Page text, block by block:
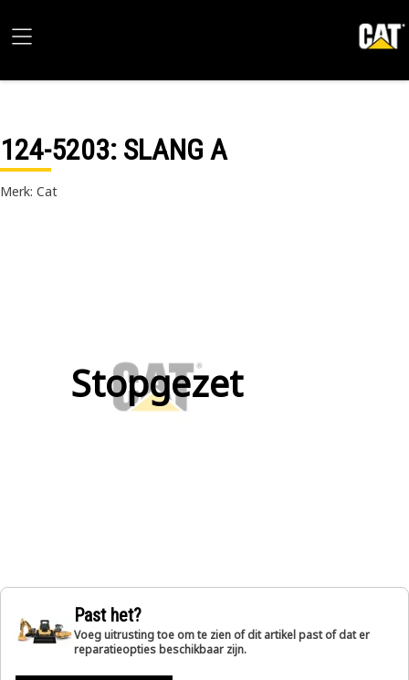
124-5203: SLANG A
Merk: Cat
Stopgezet
Past het?
Voeg uitrusting toe om te zien of dit artikel past of dat er
reparatieopties beschikbaar zijn.